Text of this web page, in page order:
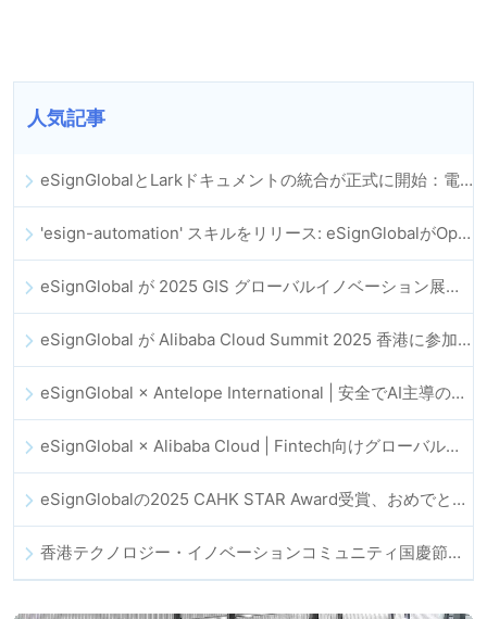
人気記事
eSignGlobalとLarkドキュメントの統合が正式に開始：電子契約の署名とアーカイブの全プロセスを自動化
'esign-automation' スキルをリリース: eSignGlobalがOpenClawの電子署名自動化を支援
eSignGlobal が 2025 GIS グローバルイノベーション展に登場
eSignGlobal が Alibaba Cloud Summit 2025 香港に参加し、AI 主導のクラウドイノベーションとデジタルトラストを推進
eSignGlobal × Antelope International | 安全でAI主導のデジタルワークフローを推進
eSignGlobal × Alibaba Cloud | Fintech向けグローバルなデジタルトラスト強化に向けて連携
eSignGlobalの2025 CAHK STAR Award受賞、おめでとうございます！
香港テクノロジー・イノベーションコミュニティ国慶節ディナー